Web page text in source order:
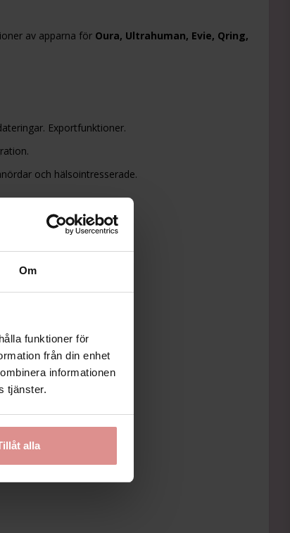
Om
funktioner för
från din enhet
informationen
tjänster.
alla
av apparna för Oura, Ultrahuman, Evie, Qring,
Exportfunktioner.
och hälsointresserade.
krävs.
med data.
utan abonnemang.